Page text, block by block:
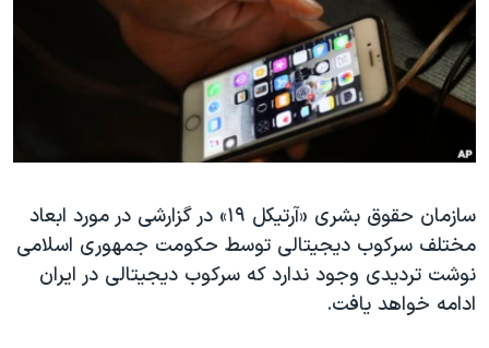
فرهنگ و زندگی
حقوق شهروندی
اقتصادی
گالری عکس
آرشیو پخش زنده
مستندها
انتخابات ریاست جمهوری آمریکا ۲۰۲۴
حمله جمهوری اسلامی به اسرائیل
اعتراضات زن، زندگی، آزادی
مجموعه مستندهای دادخواهی
تریبونال مردمی آبان ۹۸
دنبال کنید
زبانهای مختلف
سازمان حقوق بشری «آرتیکل ۱۹» در گزارشی در مورد ابعاد
مختلف سرکوب دیجیتالی توسط حکومت جمهوری اسلامی
نوشت تردیدی وجود ندارد که سرکوب دیجیتالی در ایران
ادامه خواهد یافت.